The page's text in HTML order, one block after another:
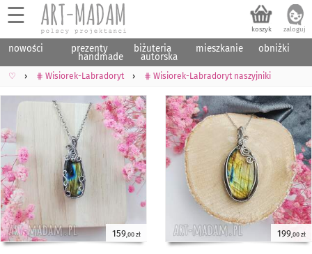
☰
nowości prezenty
handmade
biżuteria
autorska
mieszkanie obniżki
♡ ⋕ Wisiorek-Labradoryt ⋕ Wisiorek-Labradoryt naszyjniki
159,00 zł 199,00 zł